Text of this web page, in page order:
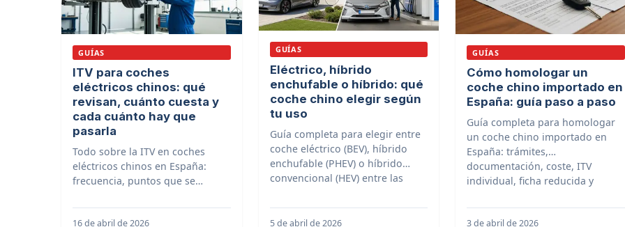
GUÍAS
ITV para coches
eléctricos chinos: qué
revisan, cuánto cuesta y
cada cuánto hay que
pasarla
Todo sobre la ITV en coches
eléctricos chinos en España:
frecuencia, puntos que se
un gasolina y consejos para
16 de abril de 2026
GUÍAS
Eléctrico, híbrido
enchufable o híbrido: qué
coche chino elegir según
tu uso
Guía completa para elegir entre
coche eléctrico (BEV), híbrido
enchufable (PHEV) o híbrido
convencional (HEV) entre las
España
5 de abril de 2026
GUÍAS
Cómo homologar un
coche chino importado en
España: guía paso a paso
Guía completa para homologar
un coche chino importado en
España: trámites,
documentación, coste, ITV
individual, ficha reducida y
3 de abril de 2026